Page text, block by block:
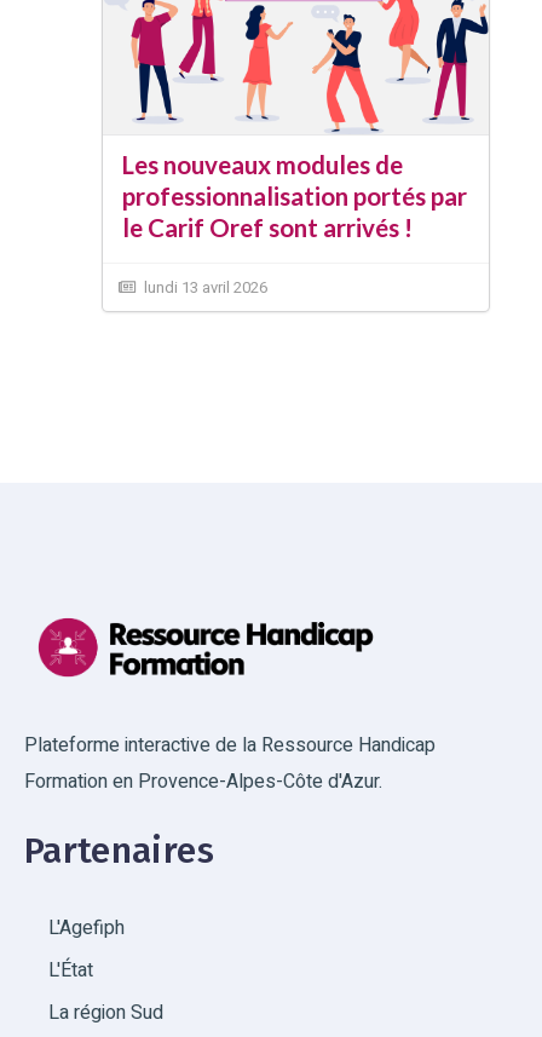
Les nouveaux modules de
professionnalisation portés par
le Carif Oref sont arrivés !
lundi 13 avril 2026
Plateforme interactive de la Ressource Handicap
Formation en Provence-Alpes-Côte d'Azur.
Partenaires
L'Agefiph
L'État
La région Sud